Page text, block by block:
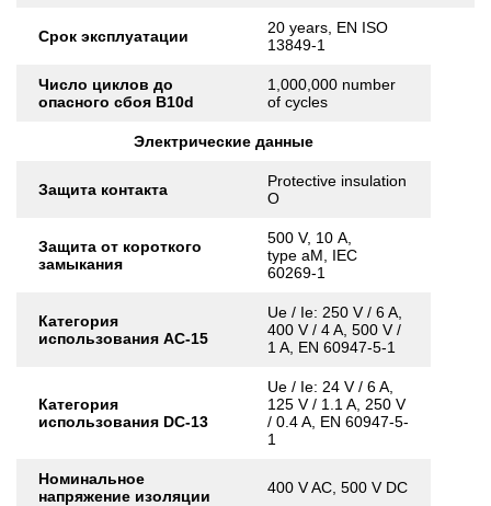
Срок эксплуатации
20 years, EN ISO
13849-1
Число циклов до
опасного сбоя B10d
1,000,000 number
of cycles
Электрические данные
Защита контакта
Protective insulation
O
Защита от короткого
замыкания
500 V, 10 A,
type aM, IEC
60269-1
Категория
использования AC-15
Ue / Ie: 250 V / 6 A,
400 V / 4 A, 500 V /
1 A, EN 60947-5-1
Категория
использования DC-13
Ue / Ie: 24 V / 6 A,
125 V / 1.1 A, 250 V
/ 0.4 A, EN 60947-5-
1
Номинальное
напряжение изоляции
400 V AC, 500 V DC